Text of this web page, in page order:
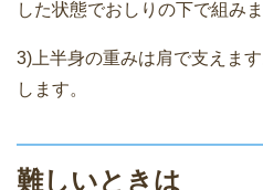
した状態でおしりの下で組みま
3)上半身の重みは肩で支えま
します。
難しいときは